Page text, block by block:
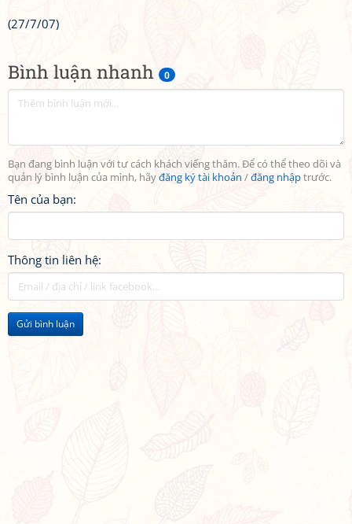
Bình luận nhanh 0
Bạn đang bình luận với tư cách khách viếng thăm. Để có thể theo dõi và
quản lý bình luận của mình, hãyđăng ký tài khoản /đăng nhậptrước.
Tên của bạn:
Thông tin liên hệ:
Gửi bình luận
(27/7/07)